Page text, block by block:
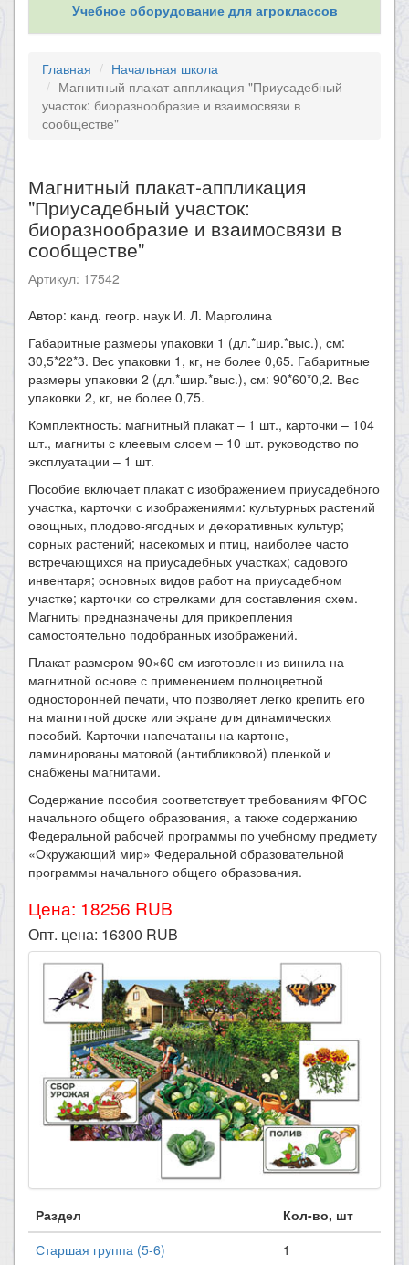
Учебное оборудование для агроклассов
Главная
Начальная школа
Магнитный плакат-аппликация "Приусадебный
участок: биоразнообразие и взаимосвязи в
сообществе"
Магнитный плакат-аппликация
"Приусадебный участок:
биоразнообразие и взаимосвязи в
сообществе"
Артикул: 17542
​Автор: канд. геогр. наук И. Л. Марголина
Габаритные размеры упаковки 1 (дл.*шир.*выс.), см:
30,5*22*3. Вес упаковки 1, кг, не более 0,65. Габаритные
размеры упаковки 2 (дл.*шир.*выс.), см: 90*60*0,2. Вес
упаковки 2, кг, не более 0,75.
Комплектность: магнитный плакат – 1 шт., карточки – 104
шт., магниты с клеевым слоем – 10 шт. руководство по
эксплуатации – 1 шт.
Пособие включает плакат с изображением приусадебного
участка, карточки с изображениями: культурных растений
овощных, плодово-ягодных и декоративных культур;
сорных растений; насекомых и птиц, наиболее часто
встречающихся на приусадебных участках; садового
инвентаря; основных видов работ на приусадебном
участке; карточки со стрелками для составления схем.
Магниты предназначены для прикрепления
самостоятельно подобранных изображений.
Плакат размером 90×60 см изготовлен из винила на
магнитной основе с применением полноцветной
односторонней печати, что позволяет легко крепить его
на магнитной доске или экране для динамических
пособий. Карточки напечатаны на картоне,
ламинированы матовой (антибликовой) пленкой и
снабжены магнитами.
Содержание пособия соответствует требованиям ФГОС
начального общего образования, а также содержанию
Федеральной рабочей программы по учебному предмету
«Окружающий мир» Федеральной образовательной
программы начального общего образования.
Цена: 18256 RUB
Опт. цена: 16300 RUB
Раздел
Кол-во, шт
Старшая группа (5-6)
1